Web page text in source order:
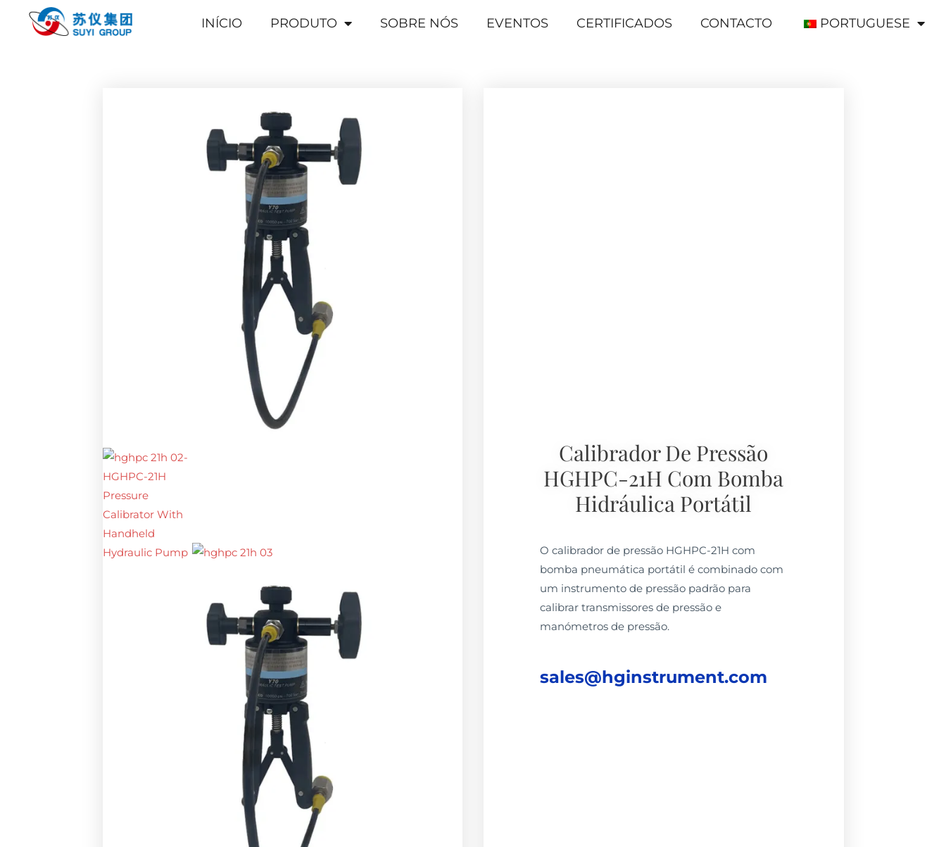
INÍCIO PRODUTO SOBRE NÓS EVENTOS CERTIFICADOS CONTACTO PORTUGUESE
Calibrador De Pressão
HGHPC-21H Com Bomba
Hidráulica Portátil
O calibrador de pressão HGHPC-21H com
bomba pneumática portátil é combinado com
um instrumento de pressão padrão para
calibrar transmissores de pressão e
manómetros de pressão.
sales@hginstrument.com